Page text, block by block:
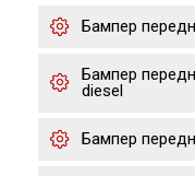
Бампер
Бампер
diesel
Бампер